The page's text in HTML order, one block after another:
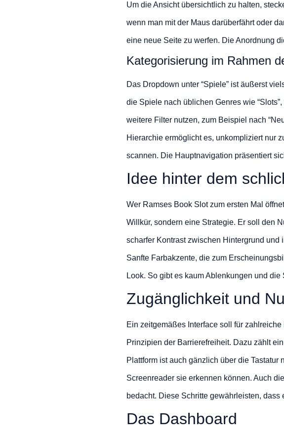
Um die Ansicht übersichtlich zu halten,
wenn man mit der Maus darüberfährt oder
eine neue Seite zu werfen. Die Anordnung
Kategorisierung im Rahmen
Das Dropdown unter “Spiele” ist äußerst
die Spiele nach üblichen Genres wie
weitere Filter nutzen, zum Beispiel nach
Hierarchie ermöglicht es, unkompliziert nur
scannen. Die Hauptnavigation präsentiert
Idee hinter dem
Wer Ramses Book Slot zum ersten Mal
Willkür, sondern eine Strategie. Er soll den
scharfer Kontrast zwischen Hintergrund
Sanfte Farbakzente, die zum
Look. So gibt es kaum Ablenkungen und
Zugänglichkeit und
Ein zeitgemäßes Interface soll für
Prinzipien der Barrierefreiheit. Dazu zählt
Plattform ist auch gänzlich über die
Screenreader sie erkennen können. Auch
bedacht. Diese Schritte gewährleisten,
Das Dashboard